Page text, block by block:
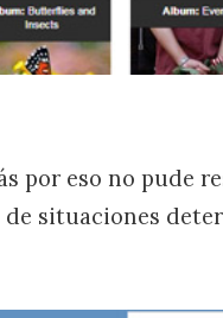
por eso no pude
situaciones